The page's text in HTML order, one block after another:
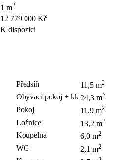
1 m2
12 779 000 Kč
K dispozici
Předsíň 11,5 m2
Obývací pokoj + kk 24,3 m2
Pokoj 11,9 m2
Ložnice 13,2 m2
Koupelna 6,0 m2
WC 2,1 m2